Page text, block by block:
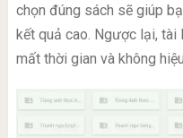
chọn đúng sách sẽ giúp
kết quả cao. Ngược lại, tài
mất thời gian và không